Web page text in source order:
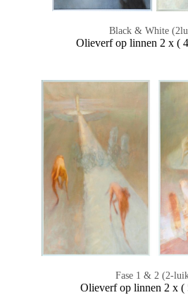
Black & White
Olieverf op linnen 2 x (
Fase 1 & 2 (2-
Olieverf op linnen 2 x (